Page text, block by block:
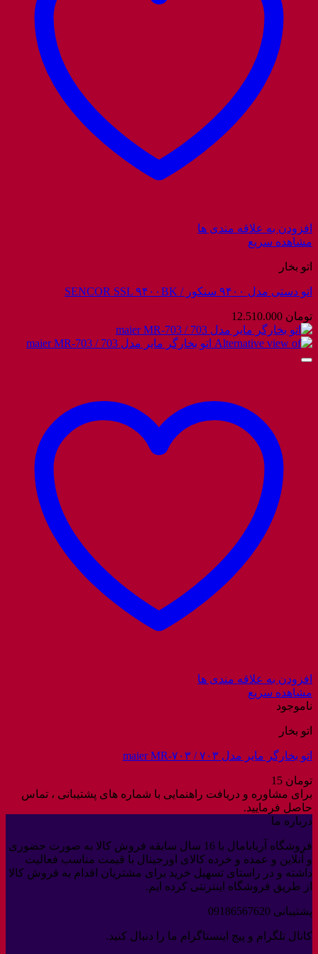
افزودن به علاقه مندی ها
مشاهده سریع
اتو بخار
اتو دستی مدل ۹۴۰۰ سنکور / SENCOR SSL ۹۴۰۰BK
تومان
افزودن به علاقه مندی ها
مشاهده سریع
ناموجود
اتو بخار
اتو بخارگر مایر مدل ۷۰۳ / maier MR-۷۰۳
تومان
برای مشاوره و دریافت راهنمایی با شماره های پشتیبانی ، تماس
حاصل فرمایید.
درباره ما
فروشگاه آربابامال با 16 سال سابقه فروش کالا به صورت حضوری
و آنلاین و عمده و خرده کالای اورجینال با قیمت مناسب فعالیت
داشته و در راستای تسهیل خرید برای مشتریان اقدام به فروش کالا
از طریق فروشگاه اینترنتی کرده ایم.
پشتیبانی 09186567620
کانال تلگرام و پیج اینستاگرام ما را دنبال کنید.